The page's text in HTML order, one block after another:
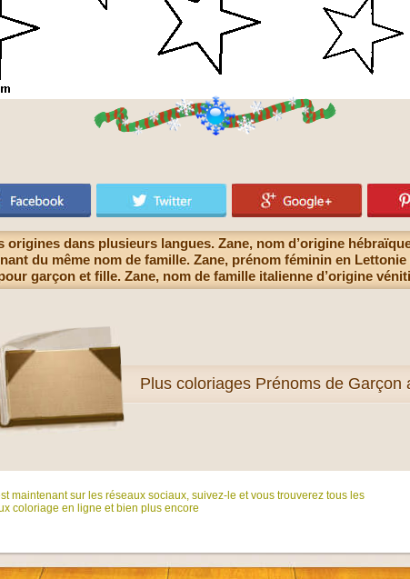
origines dans plusieurs langues. Zane, nom d’origine
du même nom de famille. Zane, prénom féminin en
garçon et fille. Zane, nom de famille italienne d’origine
Plus coloriages Prénoms de Garçon
maintenant sur ​​les réseaux sociaux, suivez-le et vous trouverez tous les
coloriage en ligne et bien plus encore